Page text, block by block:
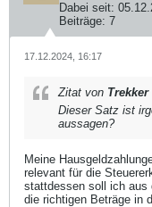
Dabei seit:
Beiträge: 7
17.12.2024, 16:17
Zitat von Trekker
Dieser Satz ist
aussagen?
Meine
relevant für die
stattdessen soll ich aus
die richtigen Beträge in